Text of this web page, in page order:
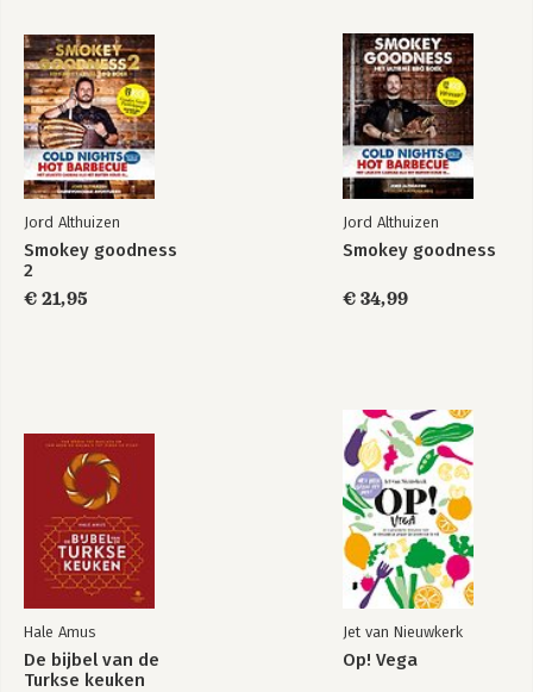
Smokey goodness
2
Winter BBQ
Groot dankie aan 224
Jord Althuizen
Smokey goodness
2
€ 21,95
Jord Althuizen
Smokey goodness
€ 34,99
Hale Amus
De bijbel van de
Turkse keuken
Jet van Nieuwkerk
Op! Vega